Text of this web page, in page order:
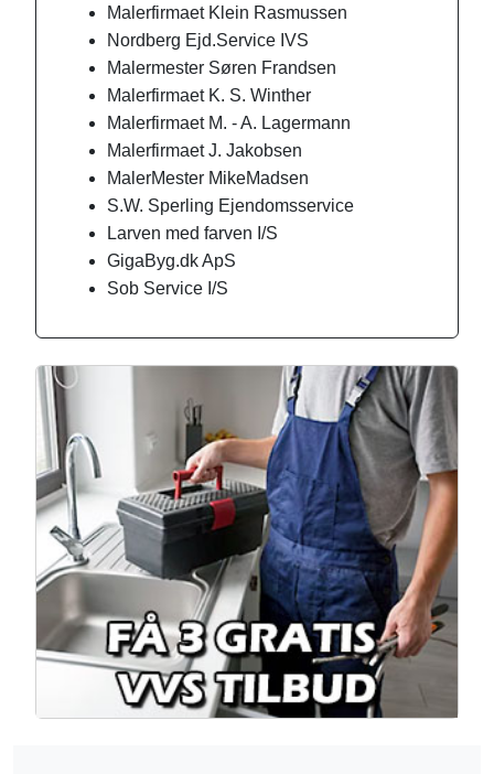
Malerfirmaet Klein Rasmussen
Nordberg Ejd.Service IVS
Malermester Søren Frandsen
Malerfirmaet K. S. Winther
Malerfirmaet M. - A. Lagermann
Malerfirmaet J. Jakobsen
MalerMester MikeMadsen
S.W. Sperling Ejendomsservice
Larven med farven I/S
GigaByg.dk ApS
Sob Service I/S